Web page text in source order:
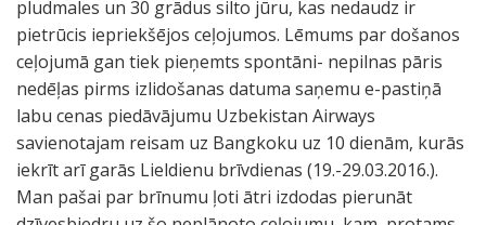
pludmales un 30 grādus silto jūru, kas nedaudz ir
pietrūcis iepriekšējos ceļojumos. Lēmums par došanos
ceļojumā gan tiek pieņemts spontāni- nepilnas pāris
nedēļas pirms izlidošanas datuma saņemu e-pastiņā
labu cenas piedāvājumu Uzbekistan Airways
savienotajam reisam uz Bangkoku uz 10 dienām, kurās
iekrīt arī garās Lieldienu brīvdienas (19.-29.03.2016.).
Man pašai par brīnumu ļoti ātri izdodas pierunāt